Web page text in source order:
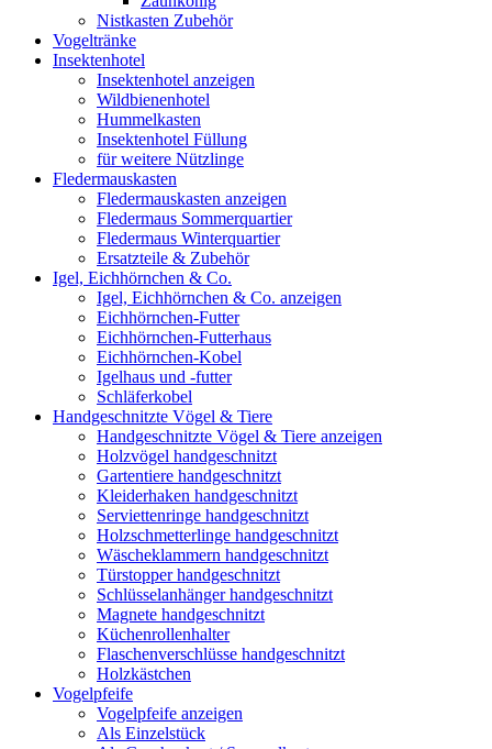
Nistkasten Zubehör
Vogeltränke
Insektenhotel
Insektenhotel anzeigen
Wildbienenhotel
Hummelkasten
Insektenhotel Füllung
für weitere Nützlinge
Fledermauskasten
Fledermauskasten anzeigen
Fledermaus Sommerquartier
Fledermaus Winterquartier
Ersatzteile & Zubehör
Igel, Eichhörnchen & Co.
Igel, Eichhörnchen & Co. anzeigen
Eichhörnchen-Futter
Eichhörnchen-Futterhaus
Eichhörnchen-Kobel
Igelhaus und -futter
Schläferkobel
Handgeschnitzte Vögel & Tiere
Handgeschnitzte Vögel & Tiere anzeigen
Holzvögel handgeschnitzt
Gartentiere handgeschnitzt
Kleiderhaken handgeschnitzt
Serviettenringe handgeschnitzt
Holzschmetterlinge handgeschnitzt
Wäscheklammern handgeschnitzt
Türstopper handgeschnitzt
Schlüsselanhänger handgeschnitzt
Magnete handgeschnitzt
Küchenrollenhalter
Flaschenverschlüsse handgeschnitzt
Holzkästchen
Vogelpfeife
Vogelpfeife anzeigen
Als Einzelstück